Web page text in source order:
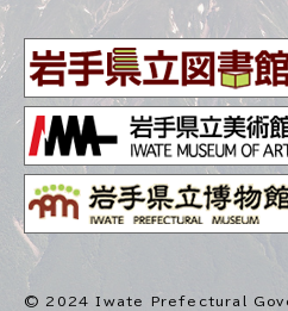
© 2024 Iwate Prefectural